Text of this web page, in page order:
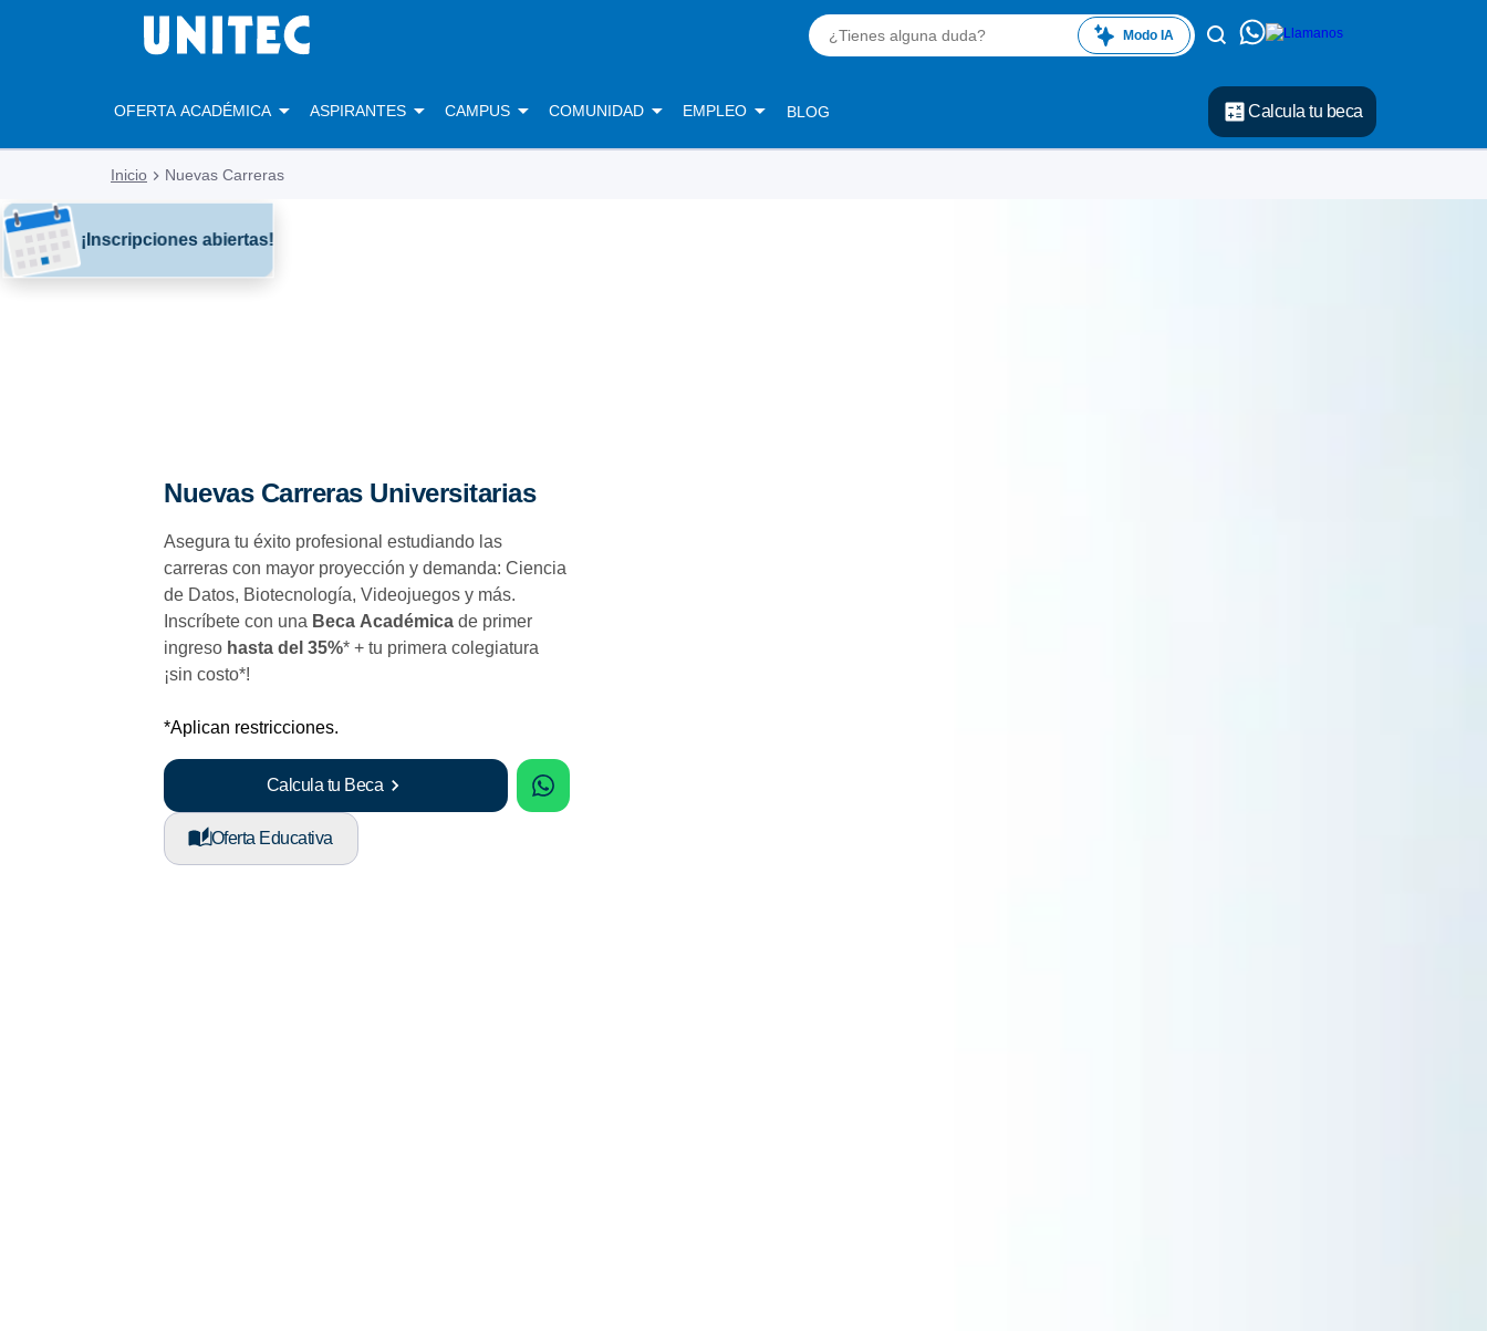
Modo IA
OFERTA ACADÉMICA ASPIRANTES CAMPUS COMUNIDAD EMPLEO BLOG Calcula tu beca
Inicio Nuevas Carreras
¡Inscripciones abiertas!
Nuevas Carreras Universitarias
Asegura tu éxito profesional estudiando las
carreras con mayor proyección y demanda: Ciencia
de Datos, Biotecnología, Videojuegos y más.
Inscríbete con una Beca Académica de primer
ingreso hasta del 35%* + tu primera colegiatura
¡sin costo*!
*Aplican restricciones.
Calcula tu Beca WhatsApp
Oferta Educativa